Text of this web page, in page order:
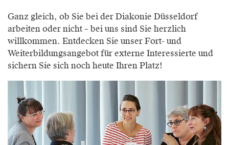
Ganz gleich, ob Sie bei der Diakonie Düsseldorf
arbeiten oder nicht – bei uns sind Sie herzlich
willkommen. Entdecken Sie unser Fort- und
Weiterbildungsangebot für externe Interessierte und
sichern Sie sich noch heute Ihren Platz!